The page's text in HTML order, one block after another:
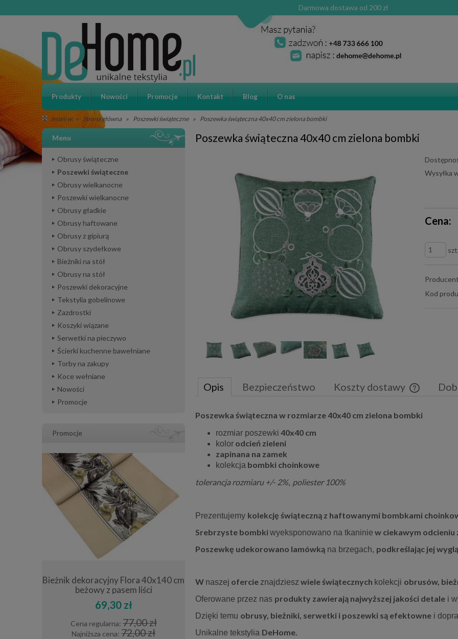
Darmowa dostawa od 200 zł
Produkty Nowości Promocje Kontakt Blog O nas
Jesteś w: » Strona główna » Poszewki świąteczne » Poszewka świąteczna 40x40 cm zielona bombki
Menu
Obrusy świąteczne
Poszewki świąteczne
Obrusy wielkanocne
Poszewki wielkanocne
Obrusy gładkie
Obrusy haftowane
Obrusy z gipiurą
Obrusy szydełkowe
Bieżniki na stół
Obrusy na stół
Poszewki dekoracyjne
Tekstylia gobelinowe
Zazdrostki
Koszyki wiązane
Serwetki na pieczywo
Ścierki kuchenne bawełniane
Torby na zakupy
Koce wełniane
Nowości
Promocje
Promocje
Bieżnik dekoracyjny Flora 40x140 cm
beżowy z pasem liści
69,30 zł
Cena regularna: 77,00 zł
Najniższa cena: 72,00 zł
Poszewka dekoracyjna 40x40 cm
17,00 zł
20,00 zł
Najniższa cena:20,00 zł
Obrus 85x85 cm słoneczniki
62,10 zł
69,00 zł
Poszewka świąteczna 40x40 cm zielona bombki
Wysyłka
Cena:
szt.
Kod
Opis Bezpieczeństwo Koszty dostawy
Cena nie
Poszewka świąteczna w rozmiarze 40x40 cm zielona bombki
rozmiar poszewki 40x40 cm
kolor odcień zieleni
zapinana na zamek
kolekcja bombki choinkowe
tolerancja rozmiaru +/- 2%, poliester 100%
Prezentujemy kolekcję świąteczną z haftowanymi bombkami
Srebrzyste bombki wyeksponowano na tkaninie w ciekawym odcieniu
Poszewkę udekorowano lamówką na brzegach, podkreślając jej
W naszej ofercie znajdziesz wieleświątecznych kolekcji obrusów,
Oferowane przez nas produkty zawierają najwyższej jakości detale i
Dzięki temu obrusy, bieżniki, serwetki i poszewki są efektowne i
Unikalne tekstylia DeHome.